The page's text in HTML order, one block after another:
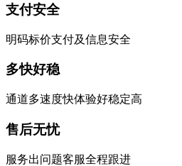
支付安全
明码标价支付及信息安全
多快好稳
通道多速度快体验好稳定高
售后无忧
服务出问题客服全程跟进